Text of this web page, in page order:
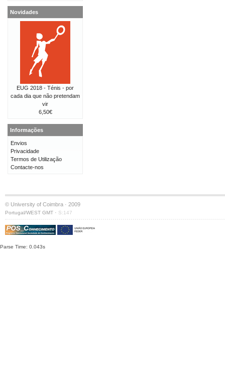
Novidades
EUG 2018 - Ténis - por
cada dia que não pretendam
vir
6,50€
Informações
Envios
Privacidade
Termos de Utilização
Contacte-nos
© University of Coimbra · 2009
Portugal/WEST GMT · S:147
Parse Time: 0.043s